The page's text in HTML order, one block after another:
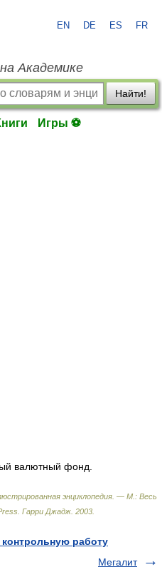
EN DE ES FR
Академике
Найти!
Игры ⚽
валютный фонд.
энциклопедия. — М.: Весь
Гарри Джадж 2003
работу
Мегалит